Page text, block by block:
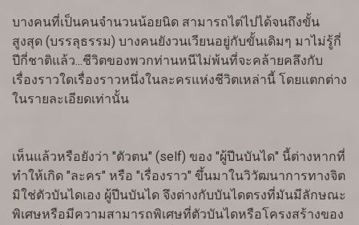
บางคนที่เป็นคนจำนวนน้อยนิด สามารถไต่ไปได้จนถึงขั้น
สูงสุด (บรรลุธรรม) บางคนยังวนเวียนอยู่กับขั้นเดิมๆ มาไม่รู้กี่
ปีกี่ชาติแล้ว...ชีวิตของพวกท่านหนีไม่พ้นที่จะคล้ายคลึงกับ
เรื่องราวใดเรื่องราวหนึ่งในละครแห่งชีวิตเหล่านี้ โดยแตกต่าง
ในรายละเอียดเท่านั้น
เห็นแล้วหรือยังว่า "ตัวตน" (self) ของ "ผู้ปีนบันได" นี้ต่างหากที่
ทำให้เกิด "ละคร" หรือ "เรื่องราว" ขึ้นมาในวิวัฒนาการทางจิต
มิใช่ตัวบันไดเอง ผู้ปีนบันได จึงต่างกับบันไดตรงที่มันมีลักษณะ
พิเศษหรือมีความสามารถพิเศษที่ตัวบันไดหรือโครงสร้างของ